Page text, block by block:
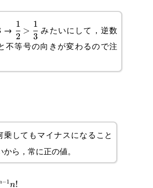
→ \cfrac{1}
{2}>\cfrac{1}
2
1
>
3
1
みたいにして，逆数
不等号の向きが変わるので注
乗してもマイナスになること
から，常に正の値。
−1n!